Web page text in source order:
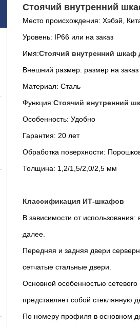
Стоячий внутренний
Место происхождения: Хэбэй,
Уровень: IP66 или на заказ
Имя:Стоячий внутренний шкаф
Внешний размер: размер на заказ
Материал: Сталь
Функция:Стоячий внутренний
Особенность: Удобно
Гарантия: 20 лет
Обработка поверхности:
Толщина: 1,2/1,5/2,0/2,5 мм
Классификация ИТ-шкафов
В зависимости от
далее.
Передняя и задняя двери
сетчатые стальные двери.
Основной особенностью
представляет собой стеклянную
По номеру профиля в основном